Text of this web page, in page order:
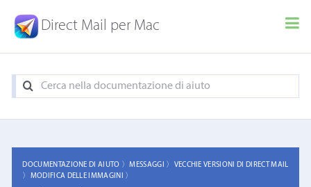
Direct Mail per Mac
DOCUMENTAZIONE DI AIUTO 〉MESSAGGI 〉 VECCHIE VERSIONI DI DIRECT MAIL
〉 MODIFICA DELLE IMMAGINI 〉